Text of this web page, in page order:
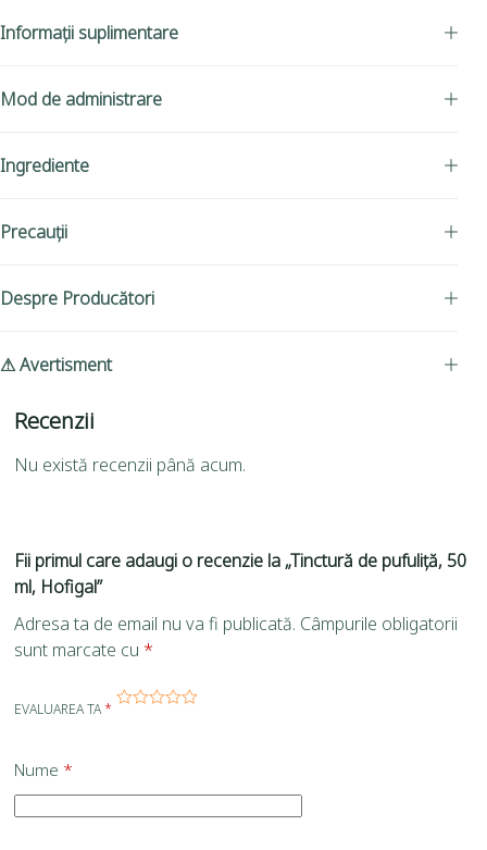
Informații suplimentare
Mod de administrare
Ingrediente
Precauții
Despre Producători
⚠ Avertisment
Recenzii
Nu există recenzii până acum.
Fii primul care adaugi o recenzie la „Tinctură de pufuliță, 50
ml, Hofigal”
Adresa ta de email nu va fi publicată. Câmpurile obligatorii
sunt marcate cu *
EVALUAREA TA*
Nume *